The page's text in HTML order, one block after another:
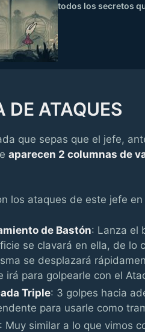
todos los secretos
DE ATAQUES
que sepas que el jefe,
aparecen 2 columnas de
los ataques de este jefe
de Bastón: Lanza el
se clavará en ella, de lo
se desplazará
irá para golpearle con el
Triple: 3 golpes hacia
para usarle como
: Muy similar a lo que vimos